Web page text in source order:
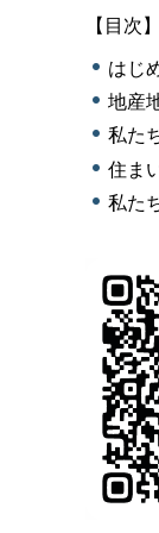
【目次】
はじ
地産
私た
住ま
私た